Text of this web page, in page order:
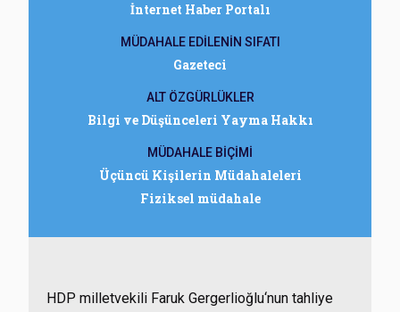
İnternet Haber Portalı
MÜDAHALE EDİLENİN SIFATI
Gazeteci
ALT ÖZGÜRLÜKLER
Bilgi ve Düşünceleri Yayma Hakkı
MÜDAHALE BİÇİMİ
Üçüncü Kişilerin Müdahaleleri
Fiziksel müdahale
HDP milletvekili Faruk Gergerlioğlu‘nun tahliye